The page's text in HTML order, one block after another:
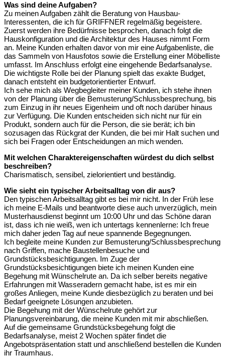
Was sind deine Aufgaben?
Zu meinen Aufgaben zählt die Beratung von Hausbau-
Interessenten, die ich für GRIFFNER regelmäßig begeistere.
Zuerst werden ihre Bedürfnisse besprochen, danach folgt die
Hauskonfiguration und die Architektur des Hauses nimmt Form
an. Meine Kunden erhalten davor von mir eine Aufgabenliste, die
das Sammeln von Hausfotos sowie die Erstellung einer Möbelliste
umfasst. Im Anschluss erfolgt eine eingehende Bedarfsanalyse.
Die wichtigste Rolle bei der Planung spielt das exakte Budget,
danach entsteht ein budgetorientierter Entwurf.
Ich sehe mich als Wegbegleiter meiner Kunden, ich stehe ihnen
von der Planung über die Bemusterung/Schlussbesprechung, bis
zum Einzug in ihr neues Eigenheim und oft noch darüber hinaus
zur Verfügung. Die Kunden entscheiden sich nicht nur für ein
Produkt, sondern auch für die Person, die sie berät; ich bin
sozusagen das Rückgrat der Kunden, die bei mir Halt suchen und
sich bei Fragen oder Entscheidungen an mich wenden.
Mit welchen Charaktereigenschaften würdest du dich selbst
beschreiben?
Charismatisch, sensibel, zielorientiert und beständig.
Wie sieht ein typischer Arbeitsalltag von dir aus?
Den typischen Arbeitsalltag gibt es bei mir nicht. In der Früh lese
ich meine E-Mails und beantworte diese auch unverzüglich, mein
Musterhausdienst beginnt um 10:00 Uhr und das Schöne daran
ist, dass ich nie weiß, wen ich untertags kennenlerne: Ich freue
mich daher jeden Tag auf neue spannende Begegnungen.
Ich begleite meine Kunden zur Bemusterung/Schlussbesprechung
nach Griffen, mache Baustellenbesuche und
Grundstücksbesichtigungen. Im Zuge der
Grundstücksbesichtigungen biete ich meinen Kunden eine
Begehung mit Wünschelrute an. Da ich selber bereits negative
Erfahrungen mit Wasseradern gemacht habe, ist es mir ein
großes Anliegen, meine Kunde diesbezüglich zu beraten und bei
Bedarf geeignete Lösungen anzubieten.
Die Begehung mit der Wünschelrute gehört zur
Planungsvereinbarung, die meine Kunden mit mir abschließen.
Auf die gemeinsame Grundstücksbegehung folgt die
Bedarfsanalyse, meist 2 Wochen später findet die
Angebotspräsentation statt und anschließend bestellen die Kunden
ihr Traumhaus.